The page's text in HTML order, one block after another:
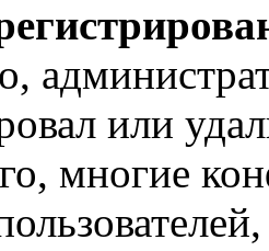
или
многие